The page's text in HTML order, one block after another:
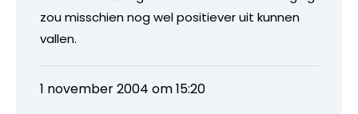
zou misschien nog wel positiever uit kunnen
vallen.
1 november 2004 om 15:20